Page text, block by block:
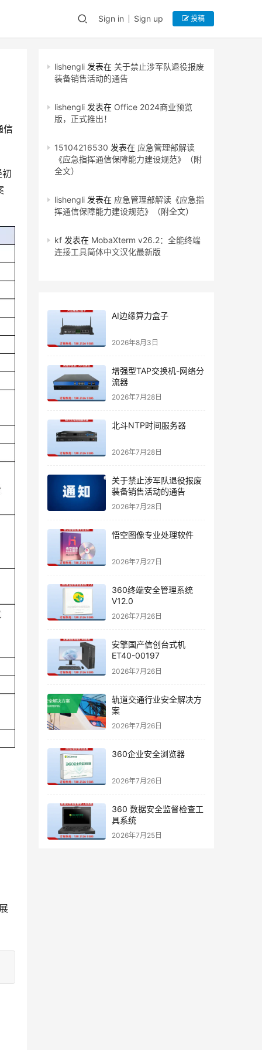
Sign in Sign up 投稿
信
lishengli 发表在 关于禁止涉军队退役报废
装备销售活动的通告
lishengli 发表在 Office 2024商业预览
版，正式推出！
15104216530 发表在 应急管理部解读
《应急指挥通信保障能力建设规范》（附
全文）
lishengli 发表在 应急管理部解读《应急指
挥通信保障能力建设规范》（附全文）
kf 发表在 MobaXterm v26.2：全能终端
连接工具简体中文汉化最新版
AI边缘算力盒子
2026年8月3日
增强型TAP交换机-网络分
流器
2026年7月28日
北斗NTP时间服务器
2026年7月28日
关于禁止涉军队退役报废
装备销售活动的通告
2026年7月28日
悟空图像专业处理软件
2026年7月27日
360终端安全管理系统
V12.0
2026年7月26日
安擎国产信创台式机
ET40-00197
2026年7月26日
轨道交通行业安全解决方
案
2026年7月26日
360企业安全浏览器
2026年7月26日
360 数据安全监督检查工
具系统
2026年7月25日